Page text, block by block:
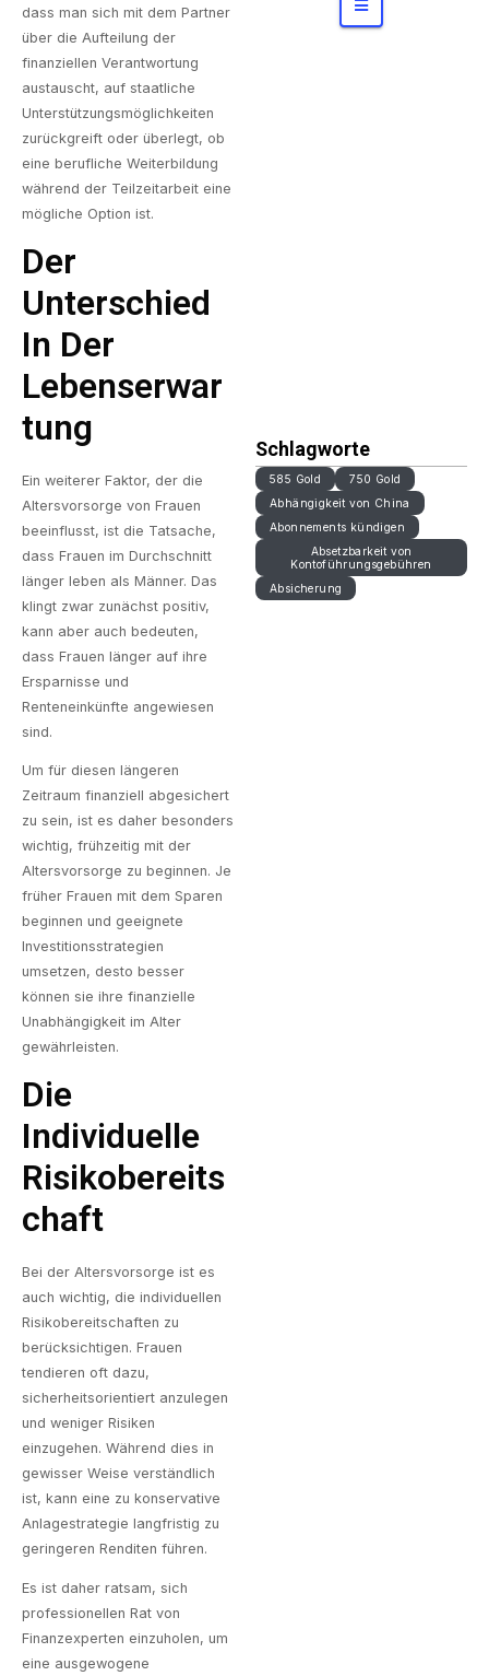
dass man sich mit dem Partner
über die Aufteilung der
finanziellen Verantwortung
austauscht, auf staatliche
Unterstützungsmöglichkeiten
zurückgreift oder überlegt, ob
eine berufliche Weiterbildung
während der Teilzeitarbeit eine
mögliche Option ist.
Der
Unterschied
In Der
Lebenserwar
Tung
Ein weiterer Faktor, der die
Altersvorsorge von Frauen
beeinflusst, ist die Tatsache,
dass Frauen im Durchschnitt
länger leben als Männer. Das
klingt zwar zunächst positiv,
kann aber auch bedeuten,
dass Frauen länger auf ihre
Ersparnisse und
Renteneinkünfte angewiesen
sind.
Um für diesen längeren
Zeitraum finanziell abgesichert
zu sein, ist es daher besonders
wichtig, frühzeitig mit der
Altersvorsorge zu beginnen. Je
früher Frauen mit dem Sparen
beginnen und geeignete
Investitionsstrategien
umsetzen, desto besser
können sie ihre finanzielle
Unabhängigkeit im Alter
gewährleisten.
Die
Individuelle
Risikobereits
Chaft
Bei der Altersvorsorge ist es
auch wichtig, die individuellen
Risikobereitschaften zu
berücksichtigen. Frauen
tendieren oft dazu,
sicherheitsorientiert anzulegen
und weniger Risiken
einzugehen. Während dies in
gewisser Weise verständlich
ist, kann eine zu konservative
Anlagestrategie langfristig zu
geringeren Renditen führen.
Es ist daher ratsam, sich
professionellen Rat von
Finanzexperten einzuholen, um
eine ausgewogene
miepreis
Schlagworte
585 Gold
750 Gold
Abhängigkeit von China
Abonnements kündigen
Absetzbarkeit von
Kontoführungsgebühren
Absicherung